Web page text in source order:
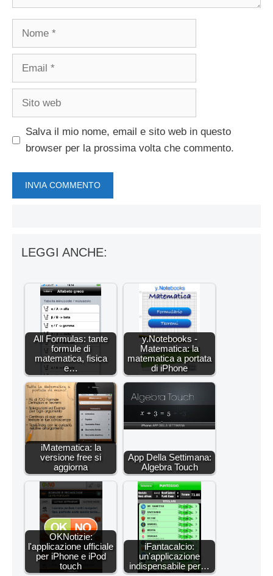
Nome
Email
Sito
Salva il mio nome, email e sito web in questo
browser per la prossima volta che commento.
LEGGI ANCHE:
All Formulas: tante
formule di
matematica, fisica
e…
y.Notebooks -
Matematica: la
matematica a portata
di iPhone
iMatematica: la
versione free si
aggiorna
App Della Settimana:
Algebra Touch
OKNotizie:
l'applicazione ufficiale
per iPhone e iPod
touch
iFantacalcio:
un'applicazione
indispensabile per…